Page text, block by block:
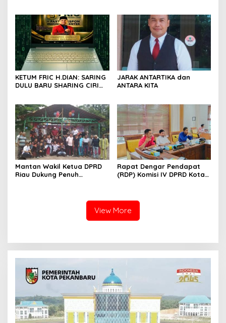
KETUM FRIC H.DIAN: SARING
DULU BARU SHARING CIRI
JARAK ANTARTIKA dan
ANTARA KITA
Mantan Wakil Ketua DPRD
Riau Dukung Penuh
Kabupaten Kepulauan
Rapat Dengar Pendapat
(RDP) Komisi IV DPRD Kota
View More